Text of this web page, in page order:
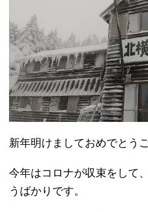
新年明けましておめでとう
今年はコロナが収束をして
うばかりです。